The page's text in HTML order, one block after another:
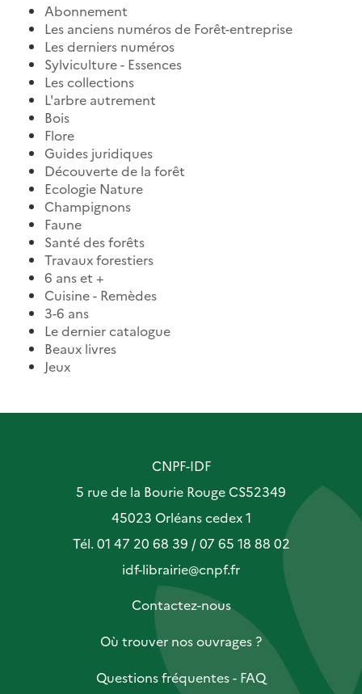
Abonnement
Les anciens numéros de Forêt-entreprise
Les derniers numéros
Sylviculture - Essences
Les collections
L'arbre autrement
Bois
Flore
Guides juridiques
Découverte de la forêt
Ecologie Nature
Champignons
Faune
Santé des forêts
Travaux forestiers
6 ans et +
Cuisine - Remèdes
3-6 ans
Le dernier catalogue
Beaux livres
Jeux
CNPF-IDF
5 rue de la Bourie Rouge CS52349
45023 Orléans cedex 1
Tél. 01 47 20 68 39 / 07 65 18 88 02
idf-librairie@cnpf.fr
Contactez-nous
Où trouver nos ouvrages ?
Questions fréquentes - FAQ